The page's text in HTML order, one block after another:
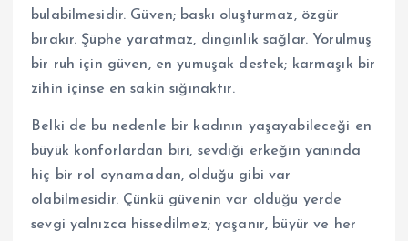
bulabilmesidir. Güven; baskı oluşturmaz, özgür
bırakır. Şüphe yaratmaz, dinginlik sağlar. Yorulmuş
bir ruh için güven, en yumuşak destek; karmaşık bir
zihin içinse en sakin sığınaktır.
Belki de bu nedenle bir kadının yaşayabileceği en
büyük konforlardan biri, sevdiği erkeğin yanında
hiç bir rol oynamadan, olduğu gibi var
olabilmesidir. Çünkü güvenin var olduğu yerde
sevgi yalnızca hissedilmez; yaşanır, büyür ve her